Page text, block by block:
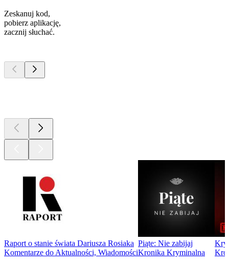
Zeskanuj kod,
pobierz aplikację,
zacznij słuchać.
Raport o stanie świata Dariusza Rosiaka
Komentarze do Aktualności, Wiadomości
Piąte: Nie zabijaj
Kronika Kryminalna